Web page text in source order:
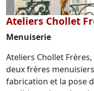
Ateliers Chollet
Menuiserie
Ateliers Chollet
deux frères
fabrication et la pose